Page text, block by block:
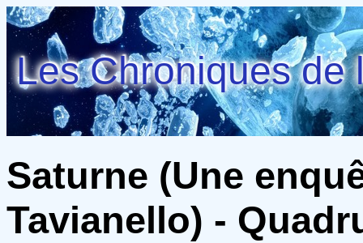
Les Chroniques de
Saturne (Une
Tavianello) -